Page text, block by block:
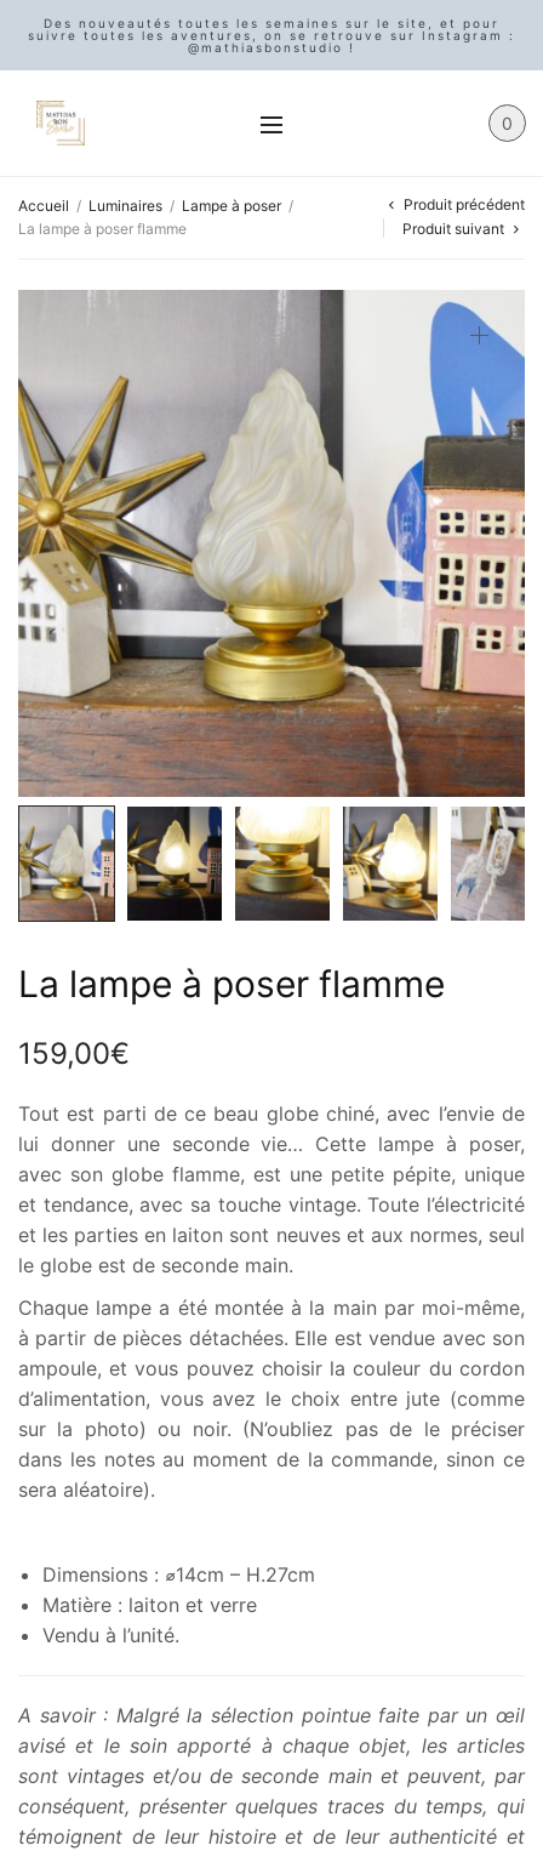
Des nouveautés toutes les semaines sur le site, et pour
suivre toutes les aventures, on se retrouve sur Instagram :
@mathiasbonstudio !
0
Accueil / Luminaires / Lampe à poser /
La lampe à poser flamme
Produit précédent
Produit suivant
La lampe à poser flamme
159,00€
Tout est parti de ce beau globe chiné, avec l’envie de
lui donner une seconde vie… Cette lampe à poser,
avec son globe flamme, est une petite pépite, unique
et tendance, avec sa touche vintage. Toute l’électricité
et les parties en laiton sont neuves et aux normes, seul
le globe est de seconde main.
Chaque lampe a été montée à la main par moi-même,
à partir de pièces détachées. Elle est vendue avec son
ampoule, et vous pouvez choisir la couleur du cordon
d’alimentation, vous avez le choix entre jute (comme
sur la photo) ou noir. (N’oubliez pas de le préciser
dans les notes au moment de la commande, sinon ce
sera aléatoire).
Dimensions : ⌀14cm – H.27cm
Matière : laiton et verre
Vendu à l’unité.
A savoir : Malgré la sélection pointue faite par un œil
avisé et le soin apporté à chaque objet, les articles
sont vintages et/ou de seconde main et peuvent, par
conséquent, présenter quelques traces du temps, qui
témoignent de leur histoire et de leur authenticité et